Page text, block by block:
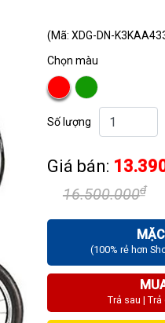
(Mã: XDG-DN-
Chọn màu
Số lượng
Giá bán:
16.500.000₫
(100% rẻ hơn
Trả sau |